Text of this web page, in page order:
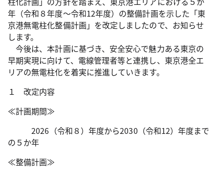
年（令和８年度～令和12年度）の整備計画を示した「東
京港無電柱化整備計画」を改定しましたので、お知らせ
します。
今後は、本計画に基づき、安全安心で魅力ある東京の
早期実現に向けて、電線管理者等と連携し、東京港全エ
リアの無電柱化を着実に推進していきます。
１ 改定内容
≪計画期間≫
2026（令和８）年度から2030（令和12）年度まで
の５か年
≪整備計画≫